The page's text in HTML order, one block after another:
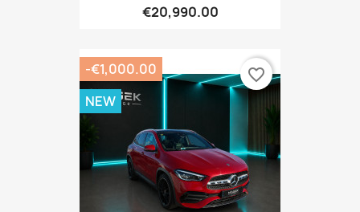
€20,990.00
-€1,000.00
NEW
favorite_border